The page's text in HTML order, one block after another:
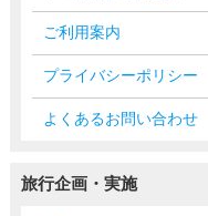
ご利用案内
プライバシーポリシー
よくあるお問い合わせ
旅行企画・実施